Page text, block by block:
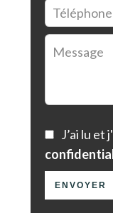
J’ai lu et
ENVOYER